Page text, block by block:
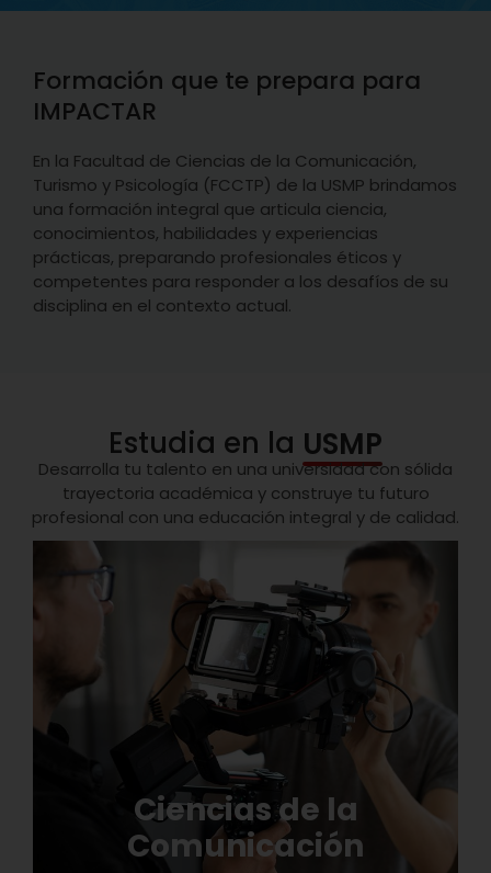
Formación que te prepara para
IMPACTAR
En la Facultad de Ciencias de la Comunicación,
Turismo y Psicología (FCCTP) de la USMP brindamos
una formación integral que articula ciencia,
conocimientos, habilidades y experiencias
prácticas, preparando profesionales éticos y
competentes para responder a los desafíos de su
disciplina en el contexto actual.
Estudia en la USMP
Desarrolla tu talento en una universidad con sólida
trayectoria académica y construye tu futuro
profesional con una educación integral y de calidad.
Ciencias de la
Comunicación